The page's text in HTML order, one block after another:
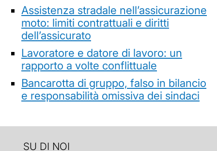
Assistenza stradale nell’assicurazione
moto: limiti contrattuali e diritti
dell’assicurato
Lavoratore e datore di lavoro: un
rapporto a volte conflittuale
Bancarotta di gruppo, falso in bilancio
e responsabilità omissiva dei sindaci
SU DI NOI